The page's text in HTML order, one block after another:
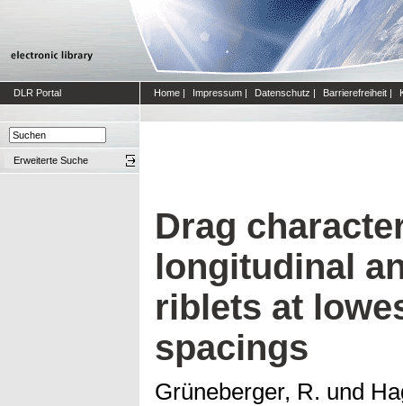
DLR Portal Home | Impressum | Datenschutz | Barrierefreiheit |
Erweiterte Suche
Drag
longitudinal
riblets at
spacings
Grüneberger, R. und